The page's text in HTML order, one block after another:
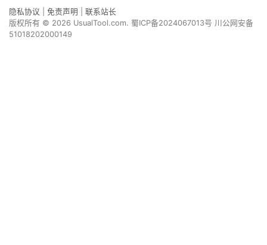
隐私协议 免责声明
联系站长
版权所有 © 2026 UsualTool.com. 蜀ICP备2024067013号 川公网安备
51018202000149